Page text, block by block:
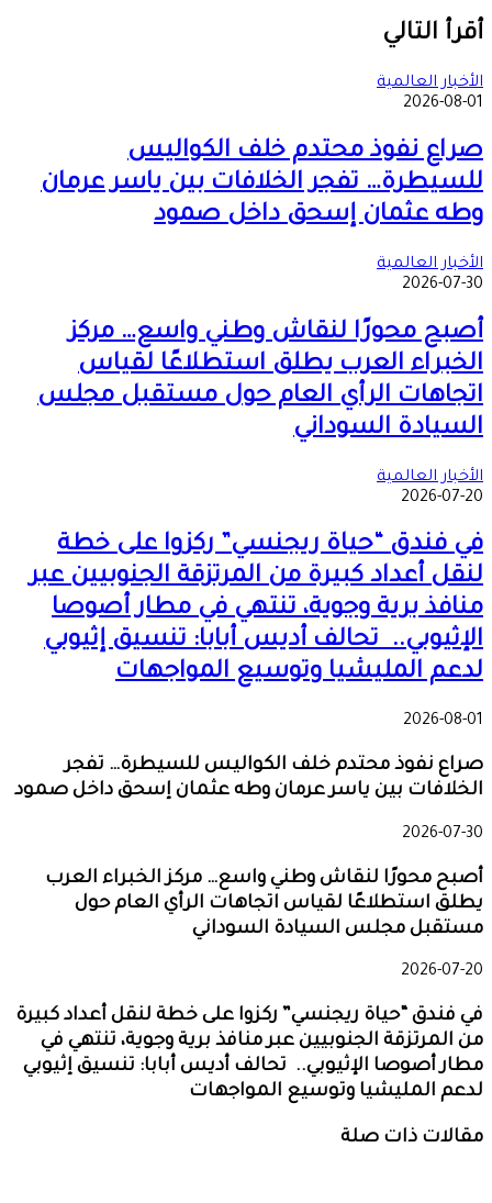
عبر
البريد
أقرأ التالي
الأخبار العالمية
2026-08-01
صراع نفوذ محتدم خلف الكواليس
للسيطرة… تفجر الخلافات بين ياسر عرمان
وطه عثمان إسحق داخل صمود
الأخبار العالمية
2026-07-30
أصبح محورًا لنقاش وطني واسع… مركز
الخبراء العرب يطلق استطلاعًا لقياس
اتجاهات الرأي العام حول مستقبل مجلس
السيادة السوداني
الأخبار العالمية
2026-07-20
في فندق “حياة ريجنسي” ركزوا على خطة
لنقل أعداد كبيرة من المرتزقة الجنوبيين عبر
منافذ برية وجوية، تنتهي في مطار أصوصا
الإثيوبي.. تحالف أديس أبابا: تنسيق إثيوبي
لدعم المليشيا وتوسيع المواجهات
2026-08-01
صراع نفوذ محتدم خلف الكواليس للسيطرة… تفجر
الخلافات بين ياسر عرمان وطه عثمان إسحق داخل صمود
2026-07-30
أصبح محورًا لنقاش وطني واسع… مركز الخبراء العرب
يطلق استطلاعًا لقياس اتجاهات الرأي العام حول
مستقبل مجلس السيادة السوداني
2026-07-20
في فندق “حياة ريجنسي” ركزوا على خطة لنقل أعداد كبيرة
من المرتزقة الجنوبيين عبر منافذ برية وجوية، تنتهي في
مطار أصوصا الإثيوبي.. تحالف أديس أبابا: تنسيق إثيوبي
لدعم المليشيا وتوسيع المواجهات
مقالات ذات صلة